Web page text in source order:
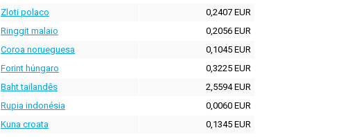
Zloti polaco
0,2407 EUR
Ringgit malaio
0,2056 EUR
Coroa norueguesa
0,1045 EUR
Forint húngaro
0,3225 EUR
Baht tailandês
2,5594 EUR
Rupia indonésia
0,0060 EUR
Kuna croata
0,1345 EUR